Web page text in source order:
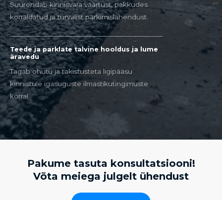
Suurendab kinnisvara väärtust, pakkudes
korraldatud ja turvalist parkimislahendust.
Teede ja parklate talvine hooldus ja lume
äravedu
Tagab ohutu ja takistusteta ligipääsu
kinnistule igasuguste ilmastikutingimuste
korral.
Pakume tasuta konsultatsiooni!
Võta meiega julgelt ühendust​